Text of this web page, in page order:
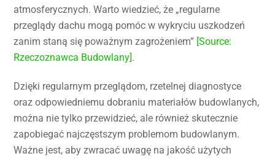
atmosferycznych. Warto wiedzieć, że „regularne
przeglądy dachu mogą pomóc w wykryciu uszkodzeń
zanim staną się poważnym zagrożeniem” [Source:
Rzeczoznawca Budowlany].
Dzięki regularnym przeglądom, rzetelnej diagnostyce
oraz odpowiedniemu dobraniu materiałów budowlanych,
można nie tylko przewidzieć, ale również skutecznie
zapobiegać najczęstszym problemom budowlanym.
Ważne jest, aby zwracać uwagę na jakość użytych